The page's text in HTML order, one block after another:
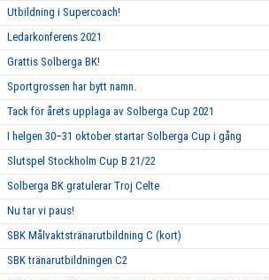
Utbildning i Supercoach!
Ledarkonferens 2021
Grattis Solberga BK!
Sportgrossen har bytt namn.
Tack för årets upplaga av Solberga Cup 2021
I helgen 30–31 oktober startar Solberga Cup i gång
Slutspel Stockholm Cup B 21/22
Solberga BK gratulerar Troj Celte
Nu tar vi paus!
SBK Målvaktstränarutbildning C (kort)
SBK tränarutbildningen C2